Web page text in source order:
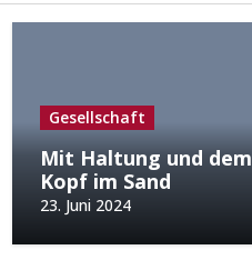
Gesellschaft
Mit Haltung und dem
Kopf im Sand
23. Juni 2024